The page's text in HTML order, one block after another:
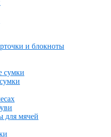
и блокноты
сумки
для мячей